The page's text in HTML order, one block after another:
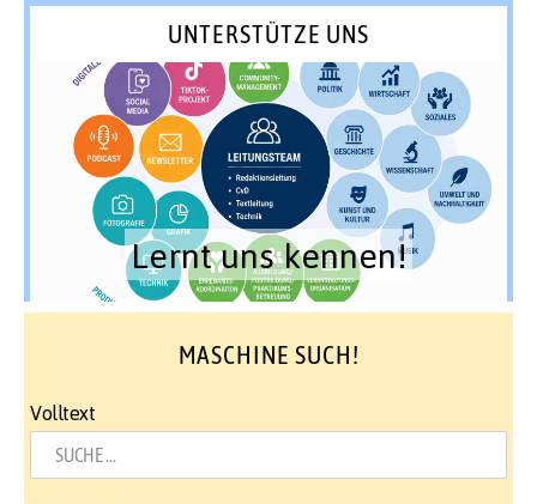
UNTERSTÜTZE UNS
Lernt uns kennen!
MASCHINE SUCH!
Volltext